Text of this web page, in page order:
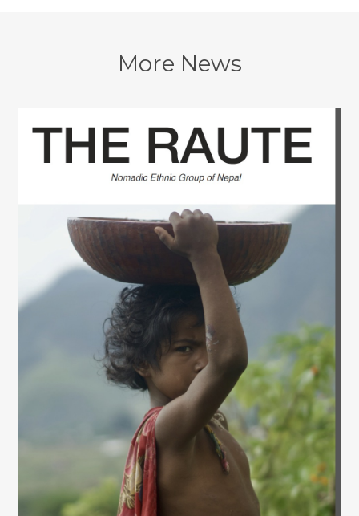
More News